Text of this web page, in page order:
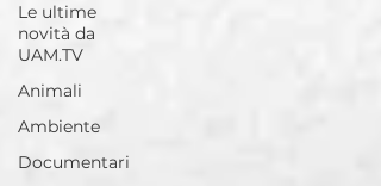
Le ultime
novità da
UAM.TV
Animali
Ambiente
Documentari